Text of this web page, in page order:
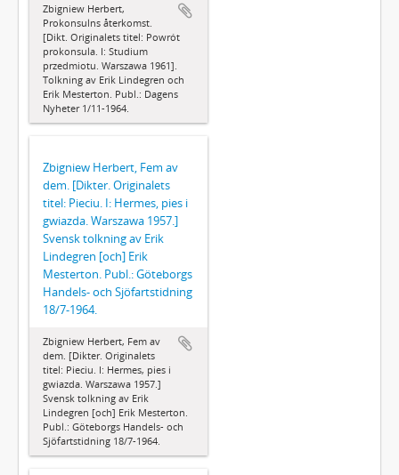
Zbigniew Herbert,
Prokonsulns återkomst.
[Dikt. Originalets titel: Powrót
prokonsula. I: Studium
przedmiotu. Warszawa 1961].
Tolkning av Erik Lindegren och
Erik Mesterton. Publ.: Dagens
Nyheter 1/11-1964.
Zbigniew Herbert, Fem av
dem. [Dikter. Originalets
titel: Pieciu. I: Hermes, pies i
gwiazda. Warszawa 1957.]
Svensk tolkning av Erik
Lindegren [och] Erik
Mesterton. Publ.: Göteborgs
Handels- och Sjöfartstidning
18/7-1964.
Zbigniew Herbert, Fem av
dem. [Dikter. Originalets
titel: Pieciu. I: Hermes, pies i
gwiazda. Warszawa 1957.]
Svensk tolkning av Erik
Lindegren [och] Erik Mesterton.
Publ.: Göteborgs Handels- och
Sjöfartstidning 18/7-1964.